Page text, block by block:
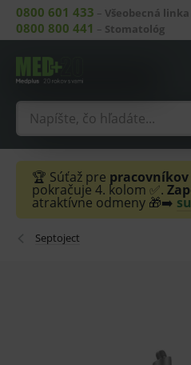
0800 601 433 – Všeobecná linka
0800 800 441 – Stomatológ
🏆 Súťaž pre
pokračuje 4. kolom ✅.
atraktívne odmeny 🎁➡️
Septoject